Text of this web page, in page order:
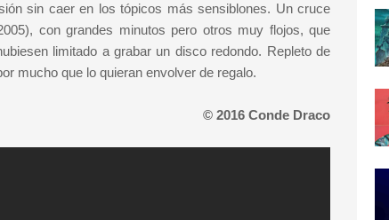
sin caer en los tópicos más sensiblones. Un cruce
con grandes minutos pero otros muy flojos, que
limitado a grabar un disco redondo. Repleto de
mucho que lo quieran envolver de regalo.
© 2016 Conde Draco